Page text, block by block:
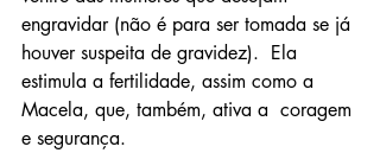
engravidar (não é para ser tomada se já
houver suspeita de gravidez).  Ela
estimula a fertilidade, assim como a
Macela, que, também, ativa a  coragem
e segurança.